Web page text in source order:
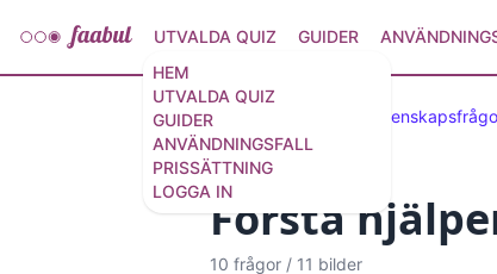
HEM
UTVALDA QUIZ
GUIDER
ANVÄNDNINGSFALL
PRISSÄTTNING
LOGGA IN
UTVALDA QUIZ GUIDER
Utvalda quiz 50
Första
10 frågor / 11 bilder